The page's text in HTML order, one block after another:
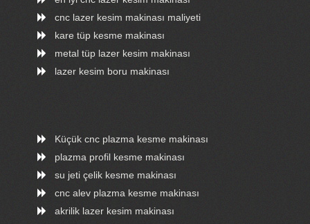
cnc lazer kesim makinası maliyeti
kare tüp kesme makinası
metal tüp lazer kesim makinası
lazer kesim boru makinası
Küçük cnc plazma kesme makinası
plazma profil kesme makinası
su jeti çelik kesme makinası
cnc alev plazma kesme makinası
akrilik lazer kesim makinası